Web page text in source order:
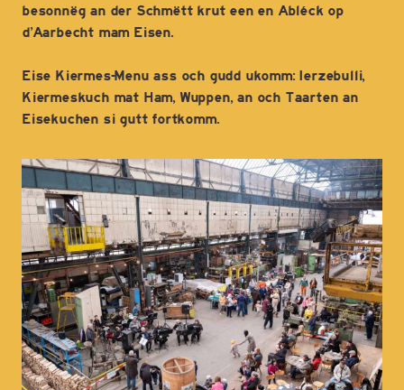
besonnëg an der Schmëtt krut een en Abléck op
d’Aarbecht mam Eisen.
Eise Kiermes-Menu ass och gudd ukomm: Ierzebulli,
Kiermeskuch mat Ham, Wuppen, an och Taarten an
Eisekuchen si gutt fortkomm.